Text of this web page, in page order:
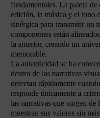
fundamentales. La paleta
edición, la música y el tono
sinérgica para transmitir un
componentes están
la anterior, creando un
memorable.
La autenticidad se ha
dentro de las narrativas
detectan rápidamente
responde únicamente a
las narrativas que surgen de
muestran sus valores sin